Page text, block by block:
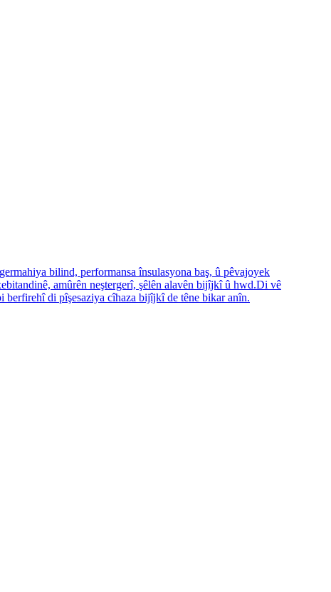
bilind, performansa însulasyona baş, û pêvajoyek
amûrên neştergerî, şêlên alavên bijîjkî û hwd.Di vê
berfirehî di pîşesaziya cîhaza bijîjkî de têne bikar anîn.